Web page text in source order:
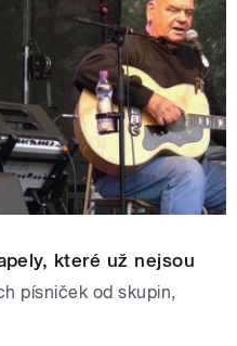
které už nejsou
písniček od skupin,